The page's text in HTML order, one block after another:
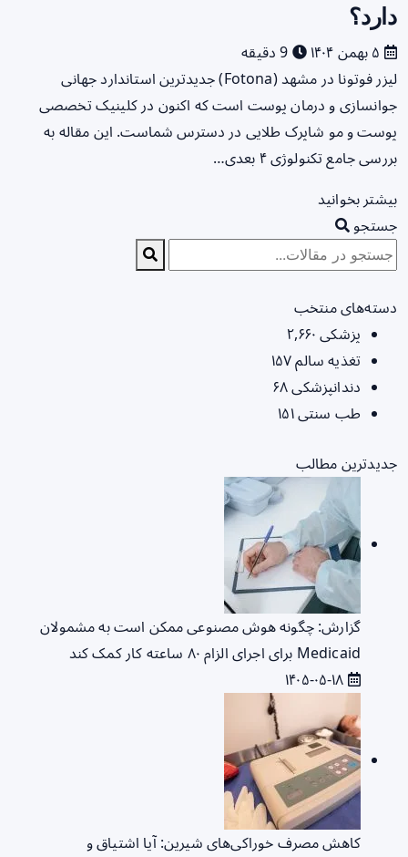
دارد؟
لیزر فوتونا در مشهد (Fotona) جدیدترین استاندارد جهانی
جوانسازی و درمان پوست است که اکنون در کلینیک تخصصی
پوست و مو شاپرک طلایی در دسترس شماست. این مقاله به
بررسی جامع تکنولوژی ۴ بعدی…
بیشتر بخوانید
جستجو
دسته‌های منتخب
پزشکی ۲,۶۶۰
تغذیه سالم۱۵۷
دندانپزشکی۶۸
طب سنتی۱۵۱
جدیدترین مطالب
گزارش: چگونه هوش مصنوعی ممکن است به مشمولان
Medicaid برای اجرای الزام ۸۰ ساعته کار کمک کند
کاهش مصرف خوراکی‌های شیرین: آیا اشتیاق و